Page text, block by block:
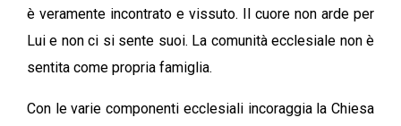
è veramente incontrato e vissuto. Il cuore non arde per
Lui e non ci si sente suoi. La comunità ecclesiale non è
sentita come propria famiglia.
Con le varie componenti ecclesiali incoraggia la Chiesa